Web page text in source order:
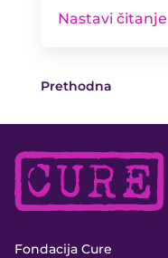
Nastavi čitanje
Prethodna
Fondacija Cure